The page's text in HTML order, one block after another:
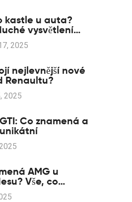
kastle u auta?
vysvětlení
2025
nejlevnější nové
Renaultu?
2025
Co znamená a
AMG u
Vše, co
vědět